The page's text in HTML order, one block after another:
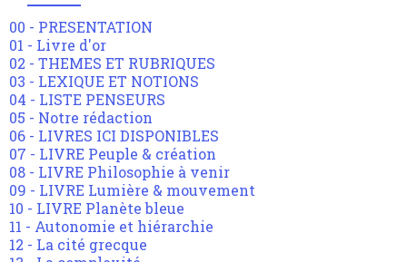
00 - PRESENTATION
01 - Livre d'or
02 - THEMES ET RUBRIQUES
03 - LEXIQUE ET NOTIONS
04 - LISTE PENSEURS
05 - Notre rédaction
06 - LIVRES ICI DISPONIBLES
07 - LIVRE Peuple & création
08 - LIVRE Philosophie à venir
09 - LIVRE Lumière & mouvement
10 - LIVRE Planète bleue
11 - Autonomie et hiérarchie
12 - La cité grecque